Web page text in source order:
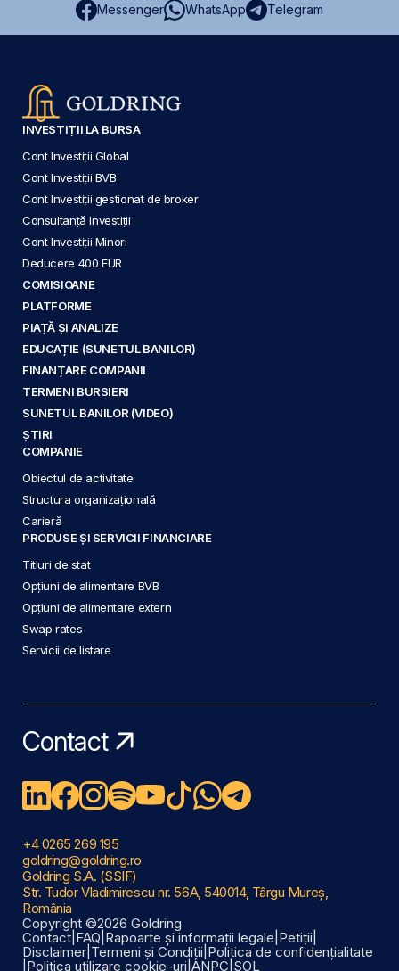
Messenger WhatsApp Telegram
INVESTIȚII LA BURSA
Cont Investiții Global
Cont Investiții BVB
Cont Investiții gestionat de broker
Consultanță Investiții
Cont Investiții Minori
Deducere 400 EUR
COMISIOANE
PLATFORME
PIAȚĂ ȘI ANALIZE
EDUCAȚIE (SUNETUL BANILOR)
FINANȚARE COMPANII
TERMENI BURSIERI
SUNETUL BANILOR (VIDEO)
ȘTIRI
COMPANIE
Obiectul de activitate
Structura organizațională
Carieră
PRODUSE ȘI SERVICII FINANCIARE
Titluri de stat
Opțiuni de alimentare BVB
Opțiuni de alimentare extern
Swap rates
Servicii de listare
Contact
+4 0265 269 195
goldring@goldring.ro
Goldring S.A. (SSIF)
Str. Tudor Vladimirescu nr. 56A, 540014, Târgu Mureș,
România
Copyright ©2026 Goldring
Contact FAQ Rapoarte și informații legale Petiții
Disclaimer Termeni și Condiții Politica de confidențialitate
Politica utilizare cookie-uri ANPC SOL